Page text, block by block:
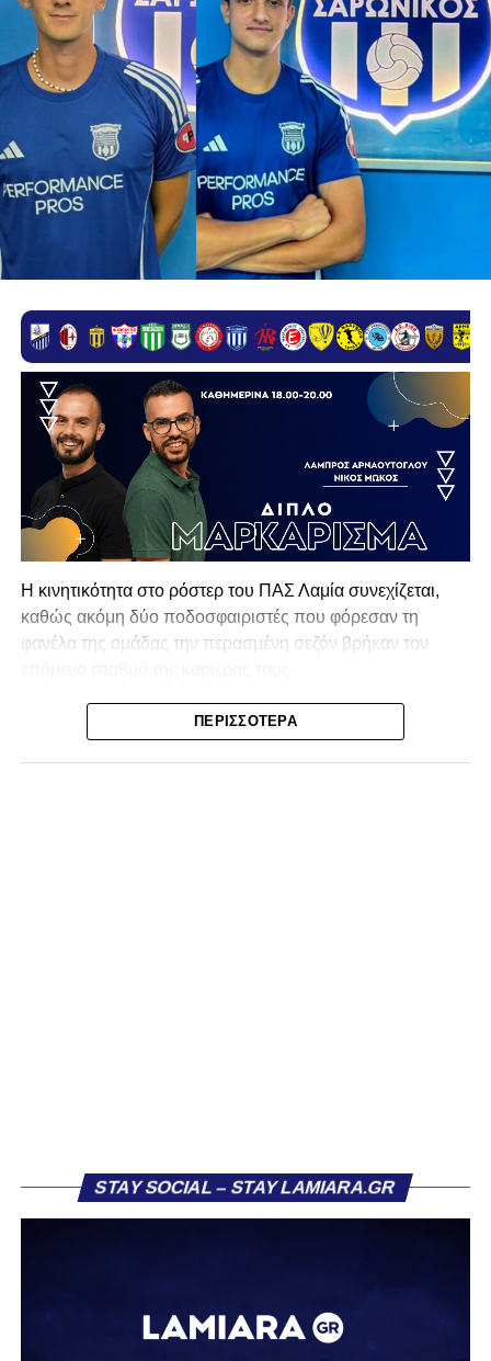
Η κινητικότητα στο ρόστερ του ΠΑΣ Λαμία συνεχίζεται,
καθώς ακόμη δύο ποδοσφαιριστές που φόρεσαν τη
φανέλα της ομάδας την περασμένη σεζόν βρήκαν τον
Ο λόγος για τον Βασίλη Τρούμπουλο και τον Χρυσόστομο
Στάγκο, οι οποίοι θα συνεχίσουν μαζί την ποδοσφαιρική
«Ο Α.Ο. Σαρωνικός Αναβύσσου ανακοινώνει την
περσινή σεζόν πραγματοποίησε γεμάτη χρονιά στη Γ’
ΠΕΡΙΣΣΌΤΕΡΑ
STAY SOCIAL – STAY LAMIARA.GR